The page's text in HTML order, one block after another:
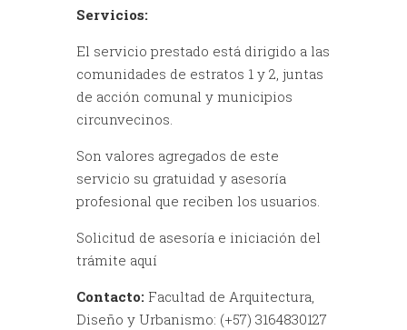
Servicios:
El servicio prestado está dirigido a las
comunidades de estratos 1 y 2, juntas
de acción comunal y municipios
circunvecinos.
Son valores agregados de este
servicio su gratuidad y asesoría
profesional que reciben los usuarios.
Solicitud de asesoría e iniciación del
trámite aquí
Contacto: Facultad de Arquitectura,
Diseño y Urbanismo: (+57) 3164830127